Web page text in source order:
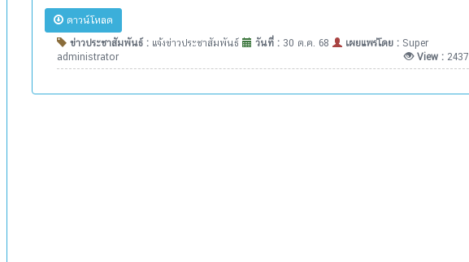
ดาวน์โหลด
ข่าวประชาสัมพันธ์ : แจ้งข่าวประชาสัมพันธ์ วันที่ : 30 ต.ค. 68 เผยแพร่โดย : Super
administrator
View : 2437